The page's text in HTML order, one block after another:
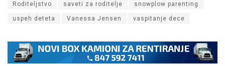
Roditeljstvo saveti za roditelje snowplow parenting
uspeh deteta Vanessa Jensen vaspitanje dece